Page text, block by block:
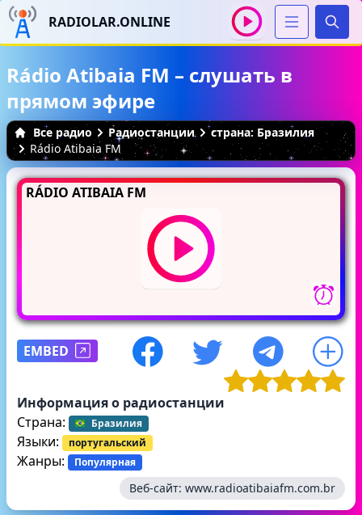
RADIOLAR.ONLINE
Rádio Atibaia FM – слушать в
прямом эфире
Все радио Радиостанции
страна: Бразилия
Rádio Atibaia FM
RÁDIO ATIBAIA FM
EMBED
Информация о радиостанции
Страна:
Бразилия
Языки: португальский
Жанры: Популярная
Веб-сайт: www.radioatibaiafm.com.br